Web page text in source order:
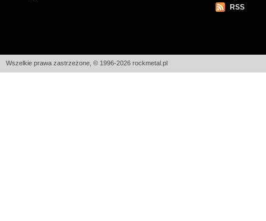
RSS
Wszelkie prawa zastrzeżone, © 1996-2026 rockmetal.pl